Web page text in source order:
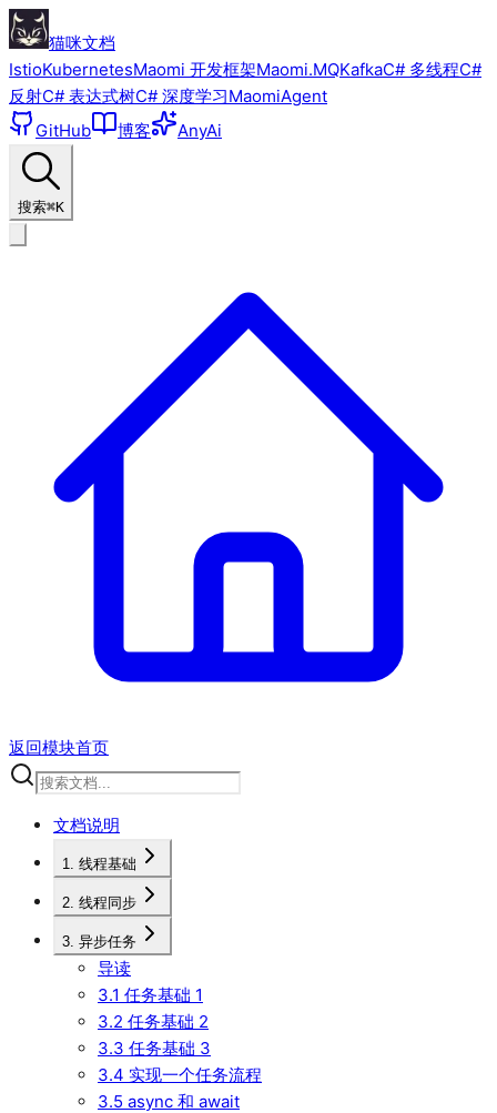
猫咪文档
IstioKubernetesMaomi 开发框架Maomi.MQKafkaC# 多线程C#
反射C# 表达式树C# 深度学习MaomiAgent
GitHub
博客 AnyAi
搜索⌘K
返回模块首页
文档说明
1. 线程基础
2. 线程同步
3. 异步任务
导读
3.1 任务基础 1
3.2 任务基础 2
3.3 任务基础 3
3.4 实现一个任务流程
3.5 async 和 await